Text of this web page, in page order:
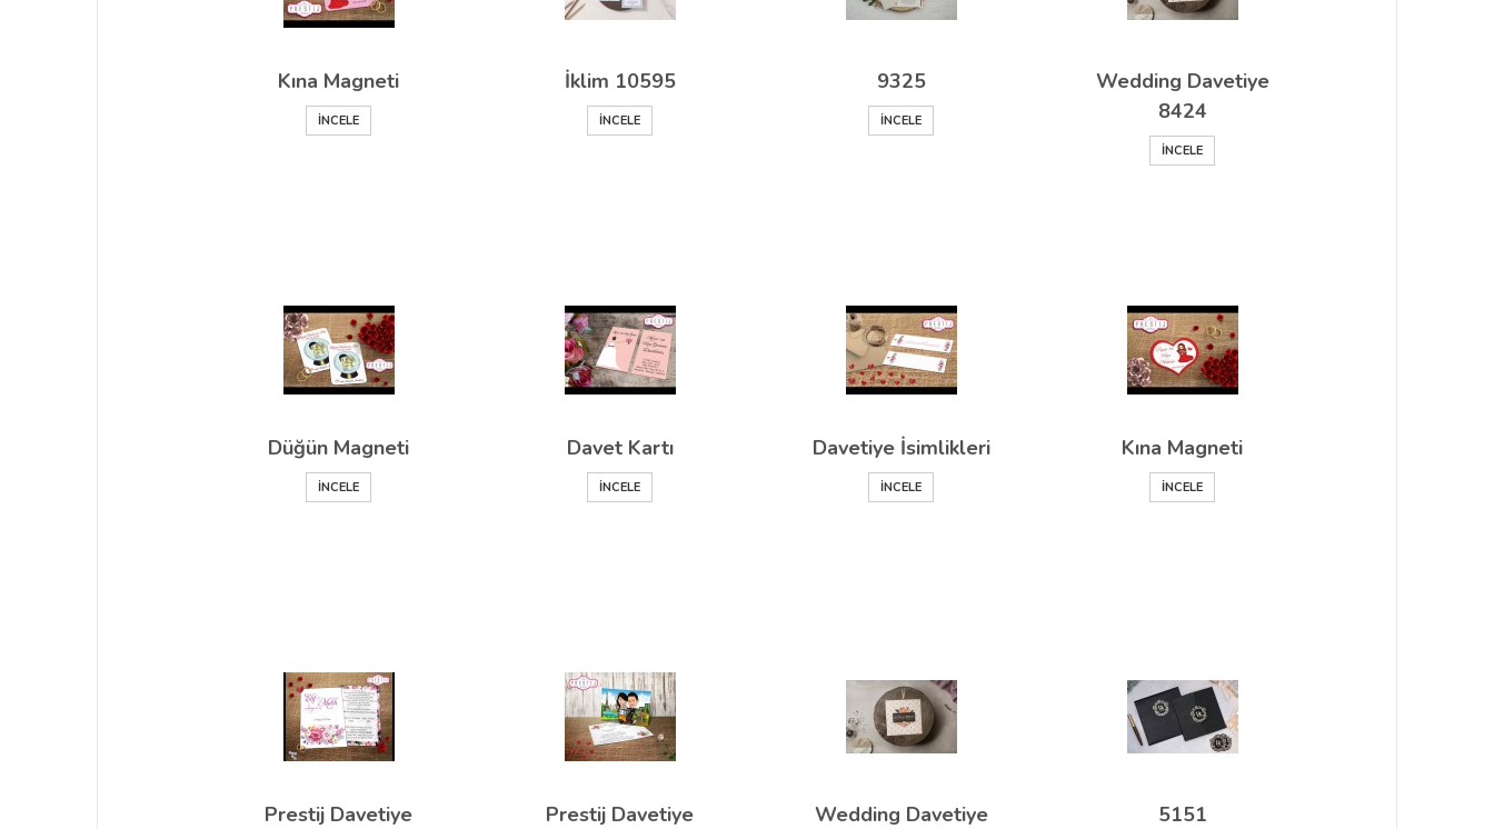
Kına Magneti
İNCELE
İklim 10595
İNCELE
9325
İNCELE
Wedding Davetiye
8424
İNCELE
Düğün Magneti
İNCELE
Davet Kartı
İNCELE
Davetiye İsimlikleri
İNCELE
Kına Magneti
İNCELE
Prestij Davetiye Prestij Davetiye Wedding Davetiye 5151